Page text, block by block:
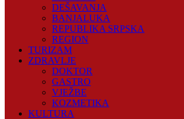
DEŠAVANJA
BANJALUKA
REPUBLIKA SRPSKA
REGION
TURIZAM
ZDRAVLJE
DOKTOR
GASTRO
VJEŽBE
KOZMETIKA
KULTURA